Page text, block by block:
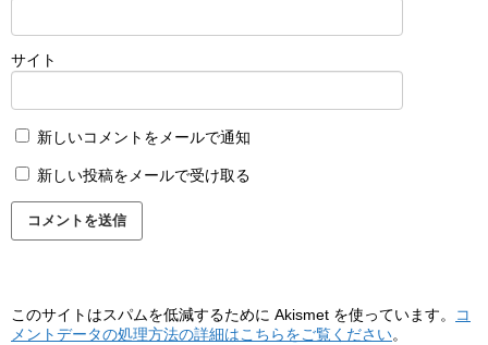
サイト
新しいコメントをメールで通知
新しい投稿をメールで受け取る
このサイトはスパムを低減するために Akismet を使っています。
コ
メントデータの処理方法の詳細はこちらをご覧ください。